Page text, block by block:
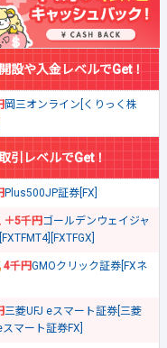
設や入金レベルでGet！
岡三オンライン[くりっく株
引レベルでGet！
Plus500JP証券[FX]
＋5千円ゴールデンウェイジャ
4千円GMOクリック証券[FXネ
三菱UFJ eスマート証券[三菱
スマート証券FX]